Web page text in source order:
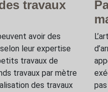
travaux
avoir des
leur expertise
travaux de
travaux par mètre
des travaux